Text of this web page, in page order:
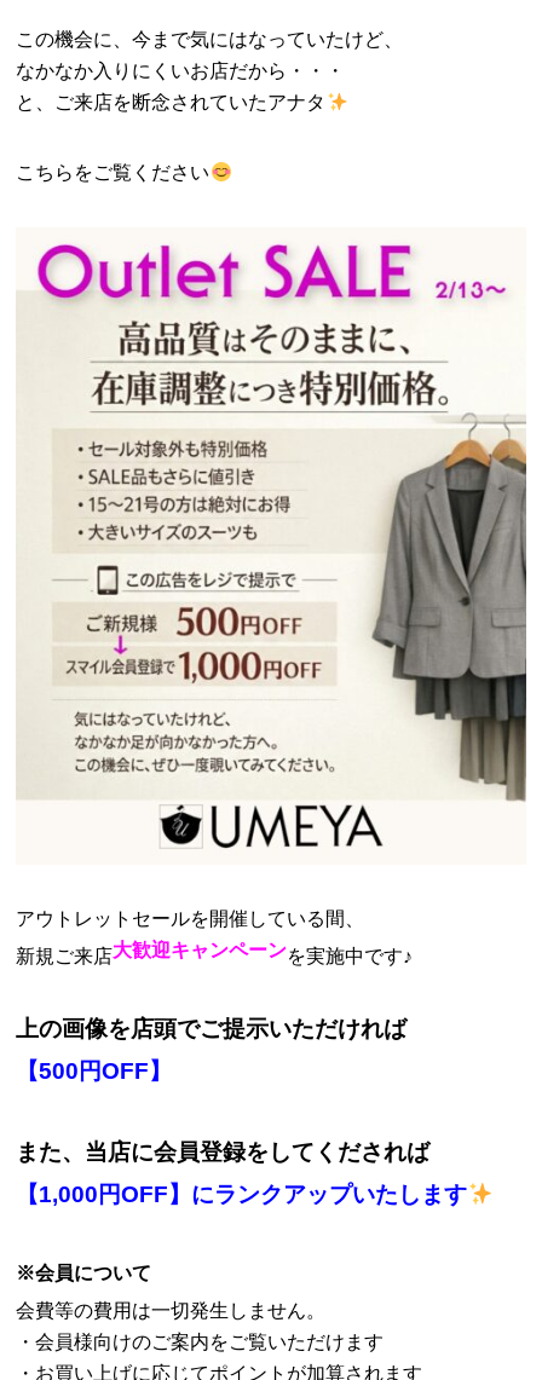
この機会に、今まで気にはなっていたけど、
なかなか入りにくいお店だから・・・
と、ご来店を断念されていたアナタ
こちらをご覧ください
アウトレットセールを開催している間、
新規ご来店大歓迎キャンペーンを実施中です♪
上の画像を店頭でご提示いただければ
【500円OFF】
また、当店に会員登録をしてくだされば
【1,000円OFF】にランクアップいたします
※会員について
会費等の費用は一切発生しません。
・会員様向けのご案内をご覧いただけます
・お買い上げに応じてポイントが加算されます